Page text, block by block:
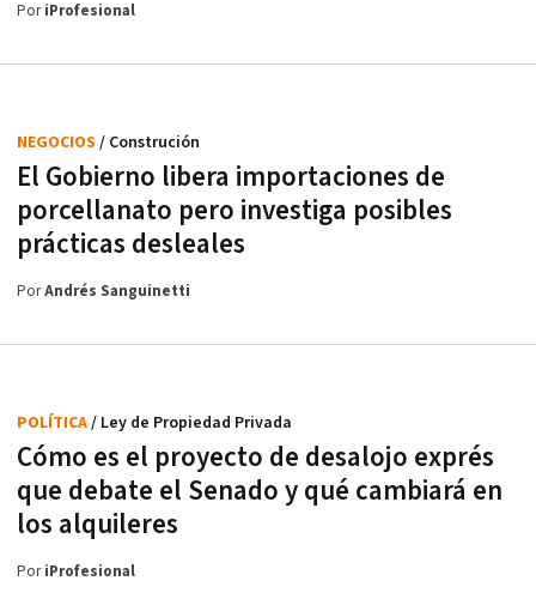
PoriProfesional
El Gobierno libera importaciones de
porcellanato pero investiga posibles
prácticas desleales
NEGOCIOS / Construción
PorAndrés Sanguinetti
Cómo es el proyecto de desalojo exprés
que debate el Senado y qué cambiará en
los alquileres
POLÍTICA/ Ley de Propiedad Privada
PoriProfesional